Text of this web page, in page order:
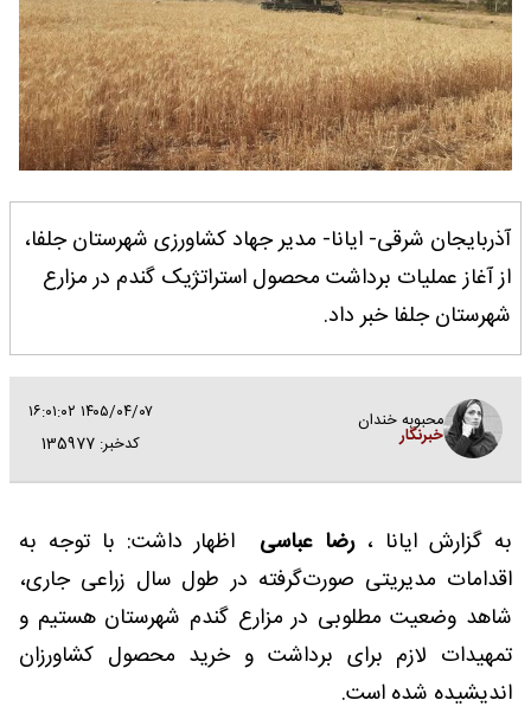
آذربایجان شرقی- ایانا- مدیر جهاد کشاورزی شهرستان جلفا،
از آغاز عملیات برداشت محصول استراتژیک گندم در مزارع
شهرستان جلفا خبر داد.
محبوبه خندان
خبرنگار
۱۴۰۵/۰۴/۰۷ ۱۶:۰۱:۰۲
کدخبر: 135977
به گزارش ایانا ،رضا عباسی اظهار داشت: با توجه به
اقدامات مدیریتی صورت‌گرفته در طول سال زراعی جاری،
شاهد وضعیت مطلوبی در مزارع گندم شهرستان هستیم و
تمهیدات لازم برای برداشت و خرید محصول کشاورزان
اندیشیده شده است.